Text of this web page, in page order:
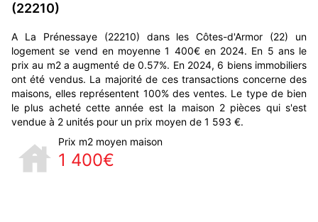
(22210)
A La Prénessaye (22210) dans les Côtes-d'Armor (22) un
logement se vend en moyenne 1 400€ en 2024. En 5 ans le
prix au m2 a augmenté de 0.57%. En 2024, 6 biens immobiliers
ont été vendus. La majorité de ces transactions concerne des
maisons, elles représentent 100% des ventes. Le type de bien
le plus acheté cette année est la maison 2 pièces qui s'est
vendue à 2 unités pour un prix moyen de 1 593 €.
Prix m2 moyen maison
1 400€